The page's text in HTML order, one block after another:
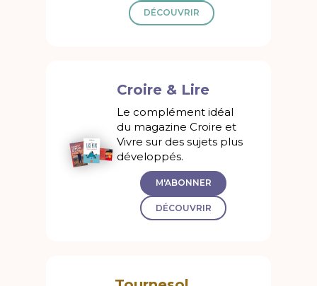
DÉCOUVRIR
Croire & Lire
Le complément idéal
du magazine Croire et
Vivre sur des sujets plus
développés.
M'ABONNER
DÉCOUVRIR